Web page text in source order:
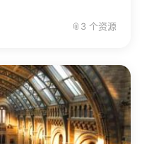
📎 3 个资源